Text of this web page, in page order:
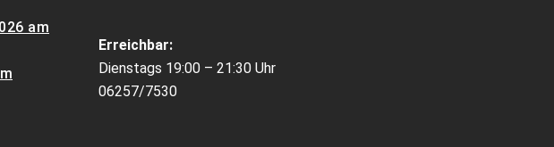
am
Erreichbar:
Dienstags 19:00 – 21:30 Uhr
06257/7530